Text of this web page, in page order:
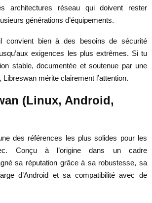
architectures réseau qui doivent rester
générations d’équipements.
convient bien à des besoins de sécurité
exigences les plus extrêmes. Si tu
stable, documentée et soutenue par une
mérite clairement l’attention.
(Linux, Android,
des références les plus solides pour les
Conçu à l’origine dans un cadre
sa réputation grâce à sa robustesse, sa
d’Android et sa compatibilité avec de